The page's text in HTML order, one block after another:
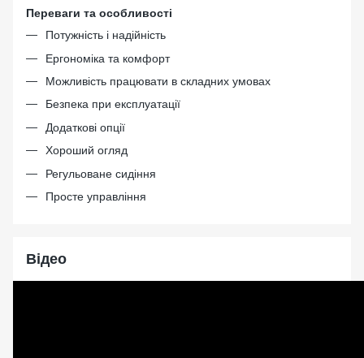
Переваги та особливості
Потужність і надійність
Ергономіка та комфорт
Можливість працювати в складних умовах
Безпека при експлуатації
Додаткові опції
Хороший огляд
Регульоване сидіння
Просте управління
Відео